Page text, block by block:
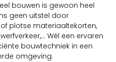
bouwen is gewoon heel
geen uitstel door
plotse materiaaltekorten,
Wél een ervaren
bouwtechniek in een
omgeving.